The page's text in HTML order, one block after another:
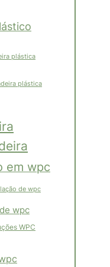
plástica
plástica
em wpc
de wpc
wpc
WPC